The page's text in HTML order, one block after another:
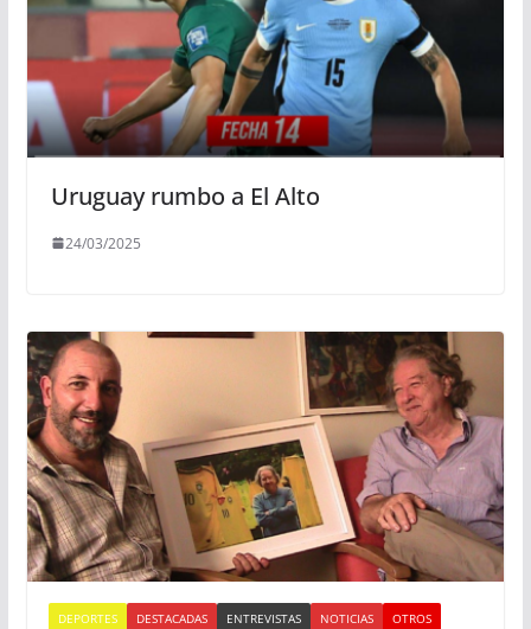
Uruguay rumbo a El Alto
24/03/2025
DEPORTES DESTACADAS ENTREVISTAS NOTICIAS
OTROS